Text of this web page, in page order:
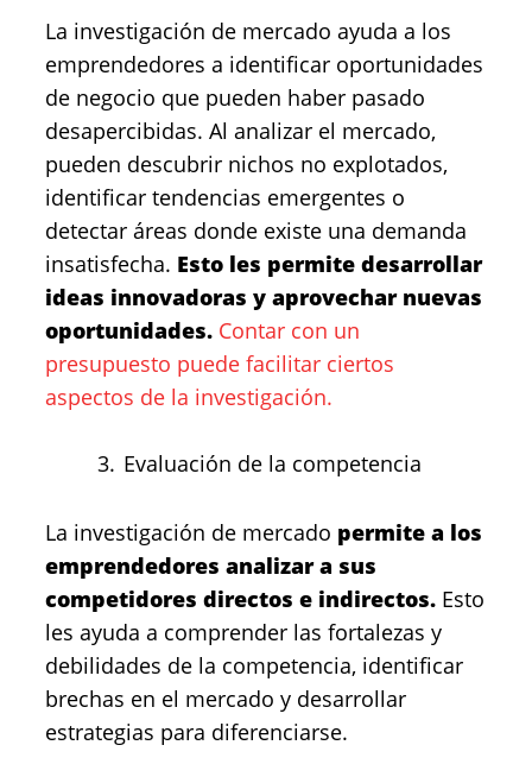
La investigación de mercado ayuda a los
emprendedores a identificar oportunidades
de negocio que pueden haber pasado
desapercibidas. Al analizar el mercado,
pueden descubrir nichos no explotados,
identificar tendencias emergentes o
detectar áreas donde existe una demanda
insatisfecha. Esto les permite desarrollar
ideas innovadoras y aprovechar nuevas
oportunidades. Contar con un
presupuesto puede facilitar ciertos
aspectos de la investigación.
Evaluación de la competencia
La investigación de mercado permite a los
emprendedores analizar a sus
competidores directos e indirectos. Esto
les ayuda a comprender las fortalezas y
debilidades de la competencia, identificar
brechas en el mercado y desarrollar
estrategias para diferenciarse.